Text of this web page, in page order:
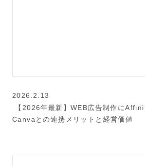
2026.2.13
【2026年最新】WEB広告制作に
Canvaとの連携メリットと経営価値